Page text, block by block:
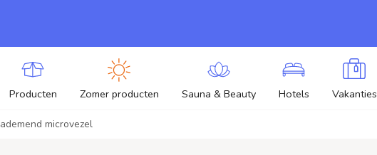
Producten Zomer producten Sauna & Beauty Hotels Vakanties
ademend microvezel